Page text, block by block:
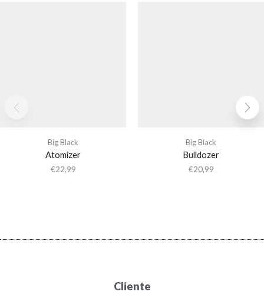
Big Black
Atomizer
€22,99
Big Black
Bulldozer
€20,99
Cliente